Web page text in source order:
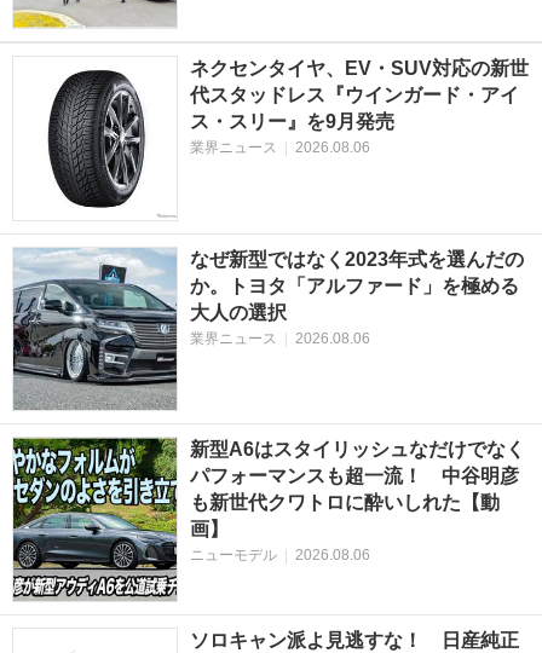
ネクセンタイヤ、EV・SUV対応の新世
代スタッドレス『ウインガード・アイ
ス・スリー』を9月発売
業界ニュース | 2026.08.06
なぜ新型ではなく2023年式を選んだの
か。トヨタ「アルファード」を極める
大人の選択
業界ニュース | 2026.08.06
新型A6はスタイリッシュなだけでなく
パフォーマンスも超一流！ 中谷明彦
も新世代クワトロに酔いしれた【動
画】
ニューモデル 2026.08.06
ソロキャン派よ見逃すな！ 日産純正